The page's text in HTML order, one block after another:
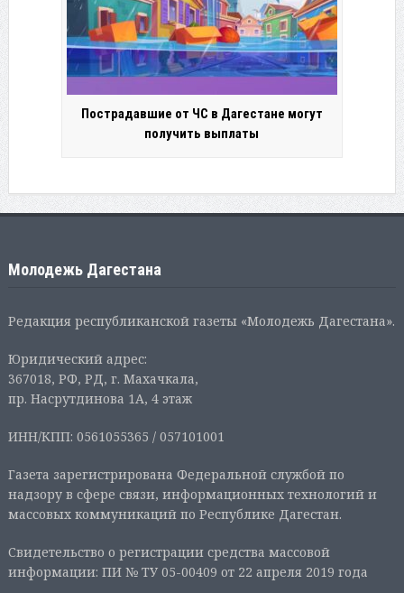
Пострадавшие от ЧС в Дагестане могут
получить выплаты
Молодежь Дагестана
Редакция республиканской газеты «Молодежь Дагестана».
Юридический адрес:
367018, РФ, РД, г. Махачкала,
пр. Насрутдинова 1А, 4 этаж
ИНН/КПП: 0561055365 / 057101001
Газета зарегистрирована Федеральной службой по
надзору в сфере связи, информационных технологий и
массовых коммуникаций по Республике Дагестан.
Свидетельство о регистрации средства массовой
информации: ПИ № ТУ 05-00409 от 22 апреля 2019 года